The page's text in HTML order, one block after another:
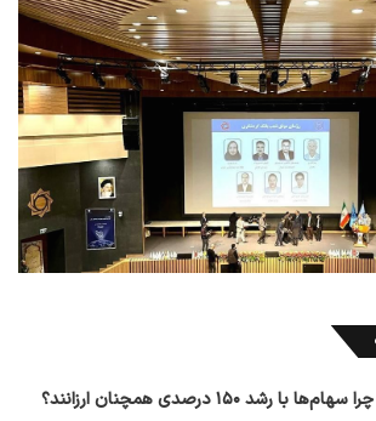
چرا سهام‌ها با رشد ۱۵۰ درصدی همچنان ارزانند؟